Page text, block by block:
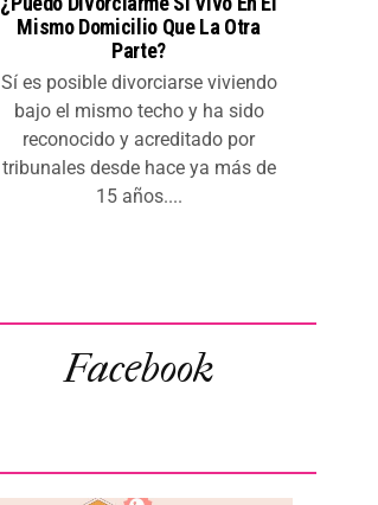
Mismo Domicilio Que La Otra
Parte?
Sí es posible divorciarse viviendo
bajo el mismo techo y ha sido
reconocido y acreditado por
tribunales desde hace ya más de
15 años....
Facebook